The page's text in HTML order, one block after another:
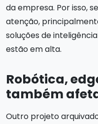
da empresa. Por isso,
atenção,
soluções de
estão em alta.
Robótica,
também
Outro projeto